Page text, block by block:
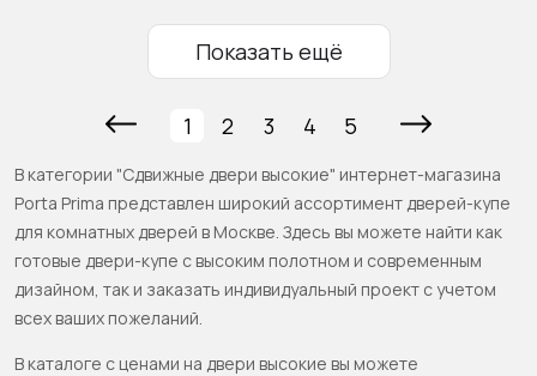
Показать ещё
1 2 3 4 5
В категории "Сдвижные двери высокие" интернет-магазина
Porta Prima представлен широкий ассортимент дверей-купе
для комнатных дверей в Москве. Здесь вы можете найти как
готовые двери-купе с высоким полотном и современным
дизайном, так и заказать индивидуальный проект с учетом
всех ваших пожеланий.
В каталоге с ценами на двери высокие вы можете